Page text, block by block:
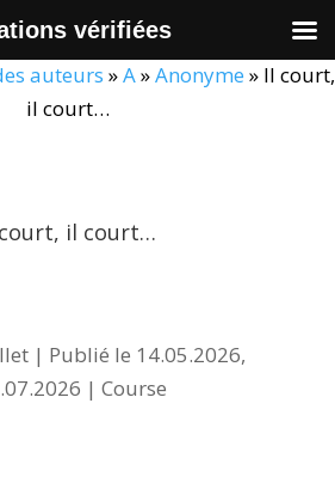
auteurs »A»Anonyme » Il court,
il court…
il court…
| Publié le 14.05.2026,
| Course
vérifiées